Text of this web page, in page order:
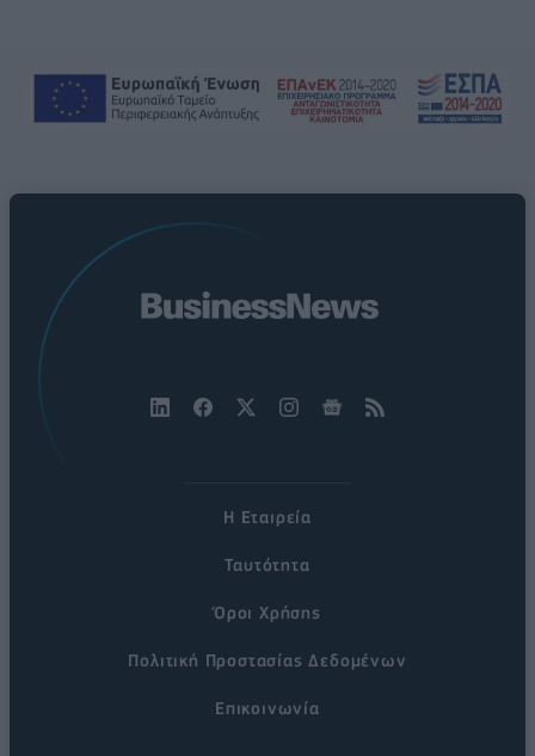
Η Εταιρεία
Ταυτότητα
Όροι Χρήσης
Πολιτική Προστασίας Δεδομένων
Επικοινωνία